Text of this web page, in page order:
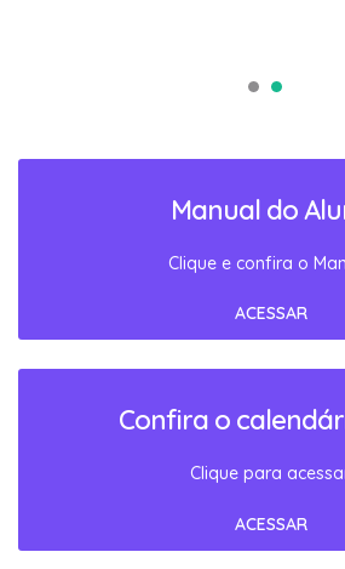
Manual do
Clique e confira o
ACESSAR
Confira o
Clique para
ACESSAR